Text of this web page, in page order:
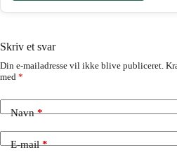
Skriv et svar
Din e-mailadresse vil ikke blive publiceret.
med *
Navn*
E-mail*